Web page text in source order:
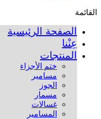
القائمة
الصفحة الرئيسية
عِنْنا
المنتجات
ختم الأجزاء
مسامير
الجوز
مسمار
غسالات
المسامير